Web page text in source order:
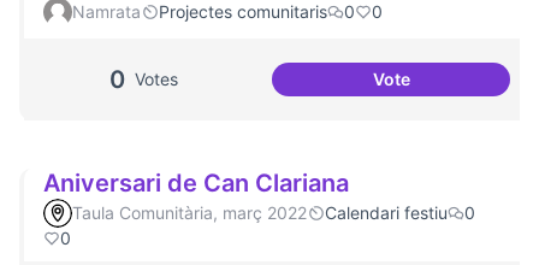
Namrata Projectes comunitaris 0 0
0 Votes VoteHelp with audio
Aniversari de Can Clariana
Taula Comunitària, març 2022 Calendari festiu
0
0